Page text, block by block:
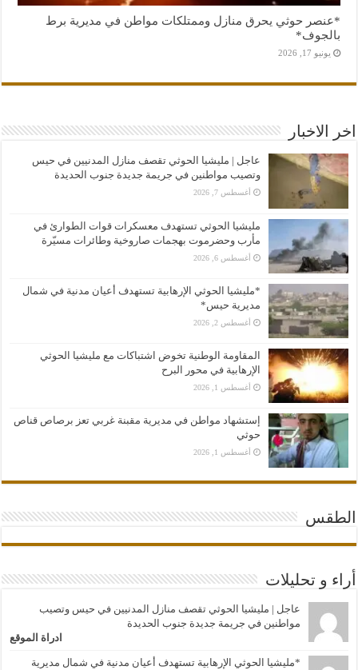
*عنصر حوثي يحرق منازل وممتلكات مواطن في مديرية برط
بالجوف*
يونيو 17, 2026
اخر الاخبار
عاجل | مليشيا الحوثي تقصف منازل المدنيين في حيس
وتصيب مواطنين في جريمة جديدة جنوب الحديدة
أغسطس 7, 2026
مليشيا الحوثي تستهدف معسكرات قوات الطوارئ في
مأرب وحضرموت بهجمات صاروخية وطائرات مسيّرة
أغسطس 6, 2026
*مليشيا الحوثي الإرهابية تستهدف أعيان مدنية في شمال
مديرية حيس*
أغسطس 2, 2026
المقاومة الوطنية تخوض اشتباكات مع مليشيا الحوثي
الإرهابية في محور البرح
أغسطس 1, 2026
إستشهاد مواطن في مديرية مقبنة غربي تعز برصاص قناص
حوثي
أغسطس 1, 2026
الطقس
أراء و تحليلات
عاجل | مليشيا الحوثي تقصف منازل المدنيين في حيس وتصيب
مواطنين في جريمة جديدة جنوب الحديدة
ادراة الموقع
*مليشيا الحوثي الإرهابية تستهدف أعيان مدنية في شمال مديرية